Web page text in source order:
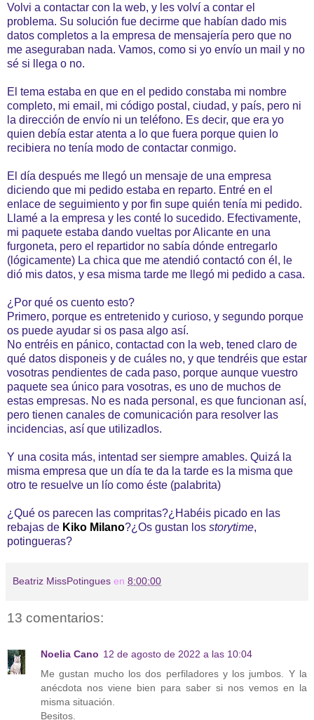
Volvi a contactar con la web, y les volví a contar el
problema. Su solución fue decirme que habían dado mis
datos completos a la empresa de mensajería pero que no
me aseguraban nada. Vamos, como si yo envío un mail y no
sé si llega o no.
El tema estaba en que en el pedido constaba mi nombre
completo, mi email, mi código postal, ciudad, y país, pero ni
la dirección de envío ni un teléfono. Es decir, que era yo
quien debía estar atenta a lo que fuera porque quien lo
recibiera no tenía modo de contactar conmigo.
El día después me llegó un mensaje de una empresa
diciendo que mi pedido estaba en reparto. Entré en el
enlace de seguimiento y por fin supe quién tenía mi pedido.
Llamé a la empresa y les conté lo sucedido. Efectivamente,
mi paquete estaba dando vueltas por Alicante en una
furgoneta, pero el repartidor no sabía dónde entregarlo
(lógicamente) La chica que me atendió contactó con él, le
dió mis datos, y esa misma tarde me llegó mi pedido a casa.
¿Por qué os cuento esto?
Primero, porque es entretenido y curioso, y segundo porque
os puede ayudar si os pasa algo así.
No entréis en pánico, contactad con la web, tened claro de
qué datos disponeis y de cuáles no, y que tendréis que estar
vosotras pendientes de cada paso, porque aunque vuestro
paquete sea único para vosotras, es uno de muchos de
estas empresas. No es nada personal, es que funcionan así,
pero tienen canales de comunicación para resolver las
incidencias, así que utilizadlos.
Y una cosita más, intentad ser siempre amables. Quizá la
misma empresa que un día te da la tarde es la misma que
otro te resuelve un lío como éste (palabrita)
¿Qué os parecen las compritas?¿Habéis picado en las
rebajas de Kiko Milano?¿Os gustan los storytime,
potingueras?
Beatriz MissPotingues en 8:00:00
13 comentarios:
Noelia Cano 12 de agosto de 2022 a las 10:04
Me gustan mucho los dos perfiladores y los jumbos. Y la
anécdota nos viene bien para saber si nos vemos en la
misma situación.
Besitos.